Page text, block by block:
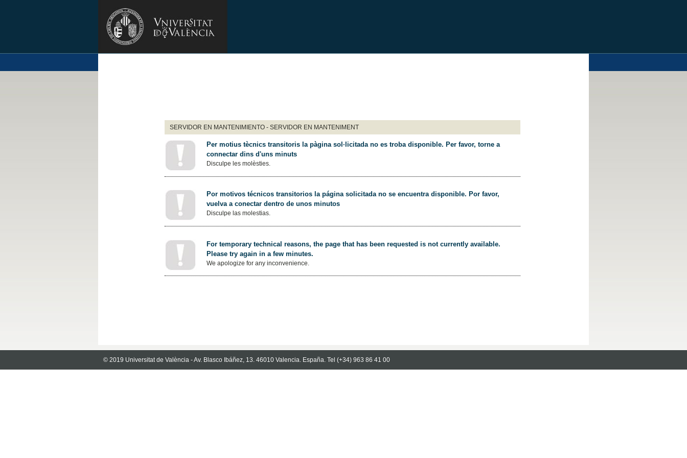
SERVIDOR EN MANTENIMIENTO - SERVIDOR EN MANTENIMENT
Per motius tècnics transitoris la pàgina sol·licitada no es troba disponible. Per favor, torne a
connectar dins d'uns minuts
Disculpe les molèsties.
Por motivos técnicos transitorios la página solicitada no se encuentra disponible. Por favor,
vuelva a conectar dentro de unos minutos
Disculpe las molestias.
For temporary technical reasons, the page that has been requested is not currently available.
Please try again in a few minutes.
We apologize for any inconvenience.
© 2019 Universitat de València - Av. Blasco Ibáñez, 13. 46010 Valencia. España. Tel (+34) 963 86 41 00